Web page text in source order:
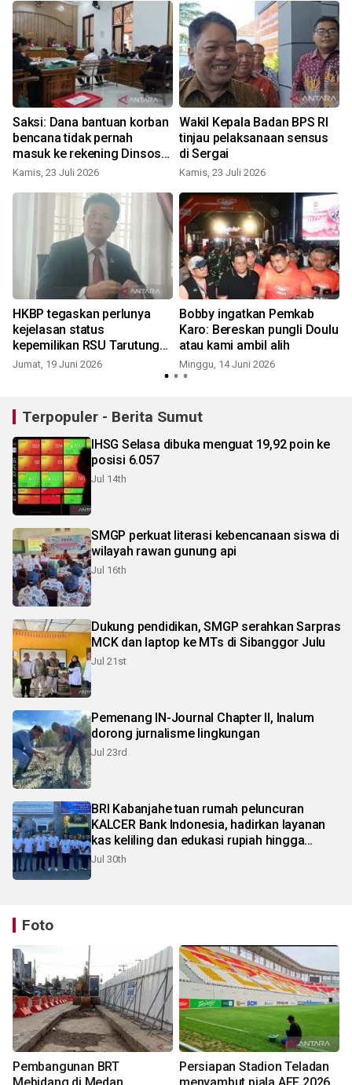
Saksi: Dana bantuan korban
bencana tidak pernah
masuk ke rekening Dinsos
Samosir
Kamis, 23 Juli 2026
Wakil Kepala Badan BPS RI
tinjau pelaksanaan sensus
di Sergai
Kamis, 23 Juli 2026
HKBP tegaskan perlunya
kejelasan status
kepemilikan RSU Tarutung
berdasarkan dokumen
Jumat, 19 Juni 2026
Bobby ingatkan Pemkab
Karo: Bereskan pungli Doulu
atau kami ambil alih
Minggu, 14 Juni 2026
Terpopuler - Berita Sumut
IHSG Selasa dibuka menguat 19,92 poin ke
posisi 6.057
Jul 14th
SMGP perkuat literasi kebencanaan siswa di
wilayah rawan gunung api
Jul 16th
Dukung pendidikan, SMGP serahkan Sarpras
MCK dan laptop ke MTs di Sibanggor Julu
Jul 21st
Pemenang IN-Journal Chapter II, Inalum
dorong jurnalisme lingkungan
Jul 23rd
BRI Kabanjahe tuan rumah peluncuran
KALCER Bank Indonesia, hadirkan layanan
kas keliling dan edukasi rupiah hingga
pelosok Karo
Jul 30th
Foto
Pembangunan BRT
Persiapan Stadion Teladan